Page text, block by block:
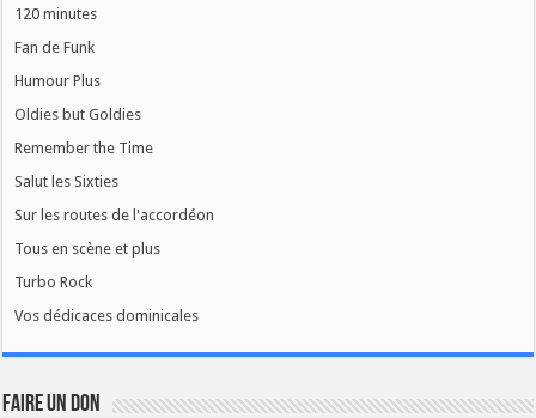
120 minutes
Fan de Funk
Humour Plus
Oldies but Goldies
Remember the Time
Salut les Sixties
Sur les routes de l'accordéon
Tous en scène et plus
Turbo Rock
Vos dédicaces dominicales
FAIRE UN DON